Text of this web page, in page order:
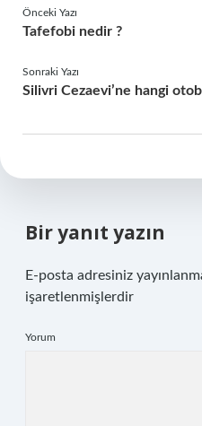
Önceki Yazı
Tafefobi nedir ?
Sonraki Yazı
Silivri Cezaevi’ne hangi
Bir yanıt yazın
E-posta adresiniz
işaretlenmişlerdir
Yorum